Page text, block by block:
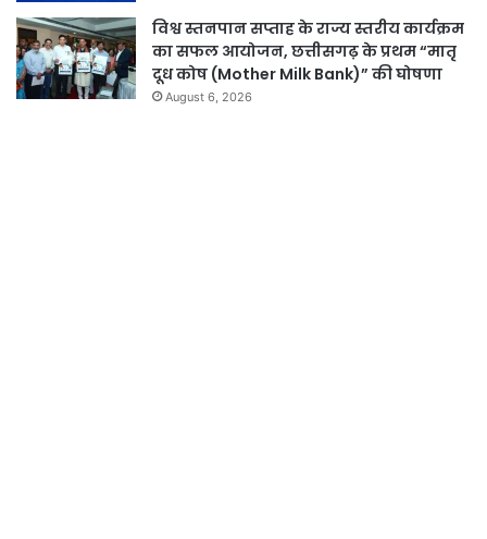
विश्व स्तनपान सप्ताह के राज्य स्तरीय कार्यक्रम
का सफल आयोजन, छत्तीसगढ़ के प्रथम “मातृ
दूध कोष (Mother Milk Bank)” की घोषणा
August 6, 2026